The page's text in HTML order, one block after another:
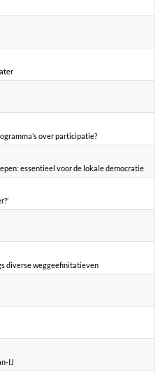
over participatie?
essentieel voor de lokale democratie
diverse weggeefinitatieven
IJ